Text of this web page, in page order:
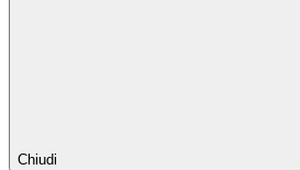
Chiudi